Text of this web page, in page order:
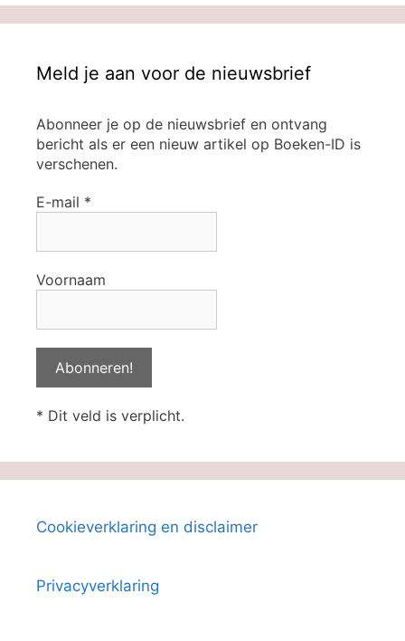
Meld je aan voor de nieuwsbrief
Abonneer je op de nieuwsbrief en ontvang
bericht als er een nieuw artikel op Boeken-ID is
verschenen.
E-mail *
Voornaam
* Dit veld is verplicht.
Cookieverklaring en disclaimer
Privacyverklaring